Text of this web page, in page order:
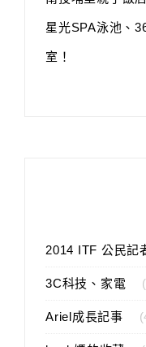
星光SPA泳池、
室！
2014 ITF 公民記
3C科技、家電
Ariel成長記事